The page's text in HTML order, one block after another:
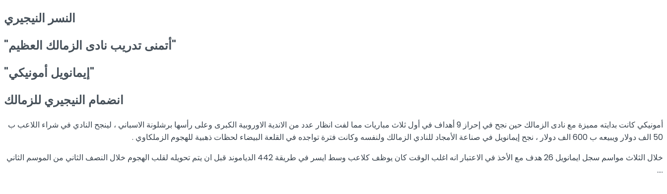
النسر النيجيري
"أتمنى تدريب نادى الزمالك العظيم"
"إيمانويل أمونيكي"
انضمام النيجيري للزمالك
أمونيكي كانت بدايته مميزة مع نادى الزمالك حين نجح في إحراز 9 أهداف في أول ثلاث مباريات مما لفت انظار عدد من الاندية الاوروبية الكبرى وعلى رأسها برشلونة الاسباني ، لينجح النادي في شراء اللاعب ب
50 الف دولار ويبيعه ب 600 الف دولار ، نجح إيمانويل في صناعة الأمجاد للنادي الزمالك ولنفسه وكانت فترة تواجده في القلعة البيضاء لحظات ذهبية للهجوم الزملكاوي .
خلال الثلاث مواسم سجل ايمانويل 26 هدف مع الأخذ في الاعتبار انه اغلب الوقت كان يوظف كلاعب وسط ايسر في طريقة 442 الدياموند قبل ان يتم تحويله لقلب الهجوم خلال النصف الثاني من الموسم الثاني
….